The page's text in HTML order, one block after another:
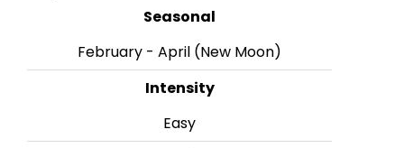
Seasonal
February - April (New Moon)
Intensity
Easy